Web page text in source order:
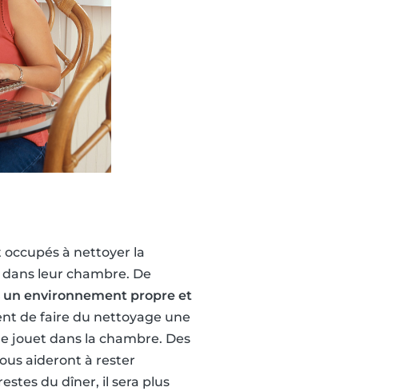
à nettoyer la
leur chambre. De
environnement propre et
de faire du nettoyage une
jouet dans la chambre. Des
aideront à rester
du dîner, il sera plus